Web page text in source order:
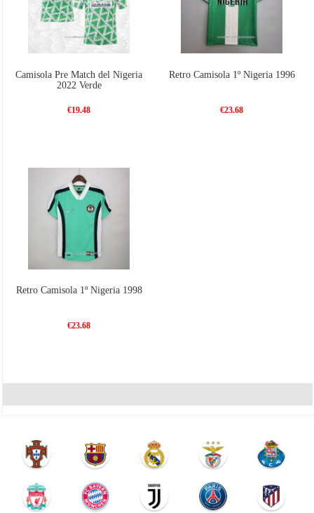
Camisola Pre Match del Nigeria
2022 Verde
€19.48
Retro Camisola 1º Nigeria 1996
€23.68
Retro Camisola 1º Nigeria 1998
€23.68